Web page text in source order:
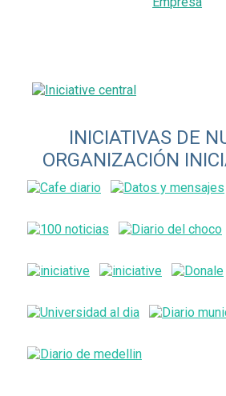
INICIATIVAS DE
ORGANIZACIÓN